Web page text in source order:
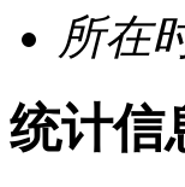
所在
统计信